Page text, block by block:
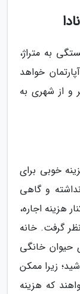
به متراژ،
خواهد
و از شهری به
خوبی برای
و گاهی
هزینه اجاره،
گرفت. خانه
حیوان خانگی
زیرا ممکن
که هزینه